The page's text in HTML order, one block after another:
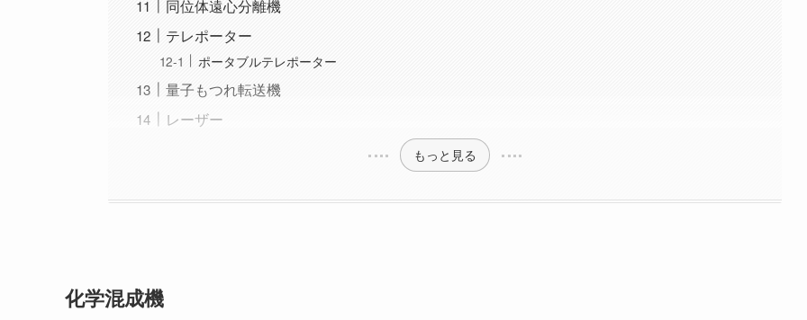
同位体遠心分離機
テレポーター
ポータブルテレポーター
量子もつれ転送機
レーザー
もっと見る
化学混成機